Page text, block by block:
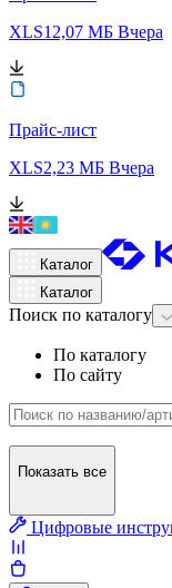
XLS12,07 МБ Вчера
Прайс-лист
XLS2,23 МБ Вчера
Каталог
Каталог
Поиск по каталогу
По каталогу
По сайту
Показать все
Цифровые